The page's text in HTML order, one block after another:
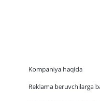
Kompaniya haqida
Reklama beruvchilarga